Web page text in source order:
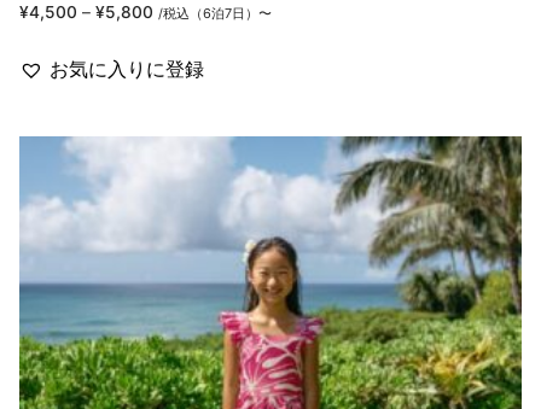
¥4,500 – ¥5,800 価
格
¥4,500
–
/税込（6泊7日）〜
お気に入りに登録